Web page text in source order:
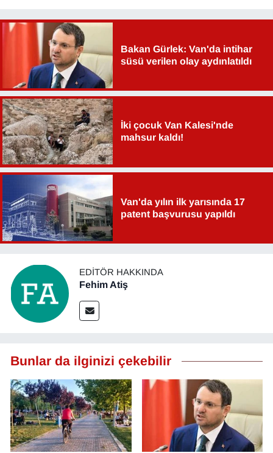
Bakan Gürlek: Van'da intihar
süsü verilen olay aydınlatıldı
İki çocuk Van Kalesi'nde
mahsur kaldı!
Van'da yılın ilk yarısında 17
patent başvurusu yapıldı
EDITÖR HAKKINDA
Fehim Atiş
Bunlar da ilginizi çekebilir